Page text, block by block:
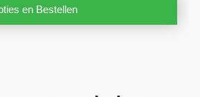
en Bestellen